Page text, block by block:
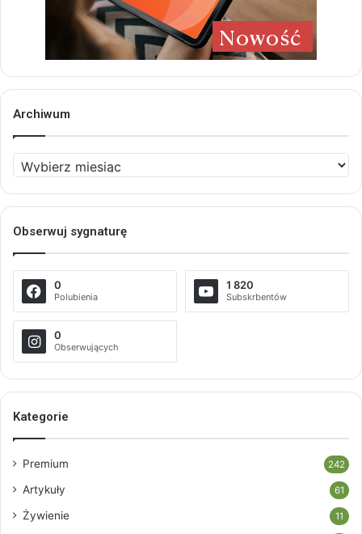
Archiwum
Archiwum
Obserwuj sygnaturę
0
Polubienia
1 820
Subskrbentów
0
Obserwujących
Kategorie
Premium 242
Artykuły 61
Żywienie 11